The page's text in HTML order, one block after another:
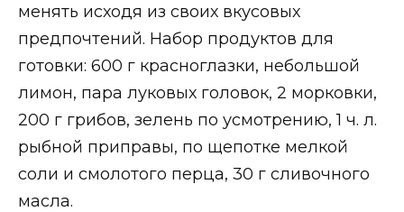
менять исходя из своих вкусовых
предпочтений. Набор продуктов для
готовки: 600 г красноглазки, небольшой
лимон, пара луковых головок, 2 морковки,
200 г грибов, зелень по усмотрению, 1 ч. л.
рыбной приправы, по щепотке мелкой
соли и смолотого перца, 30 г сливочного
масла.